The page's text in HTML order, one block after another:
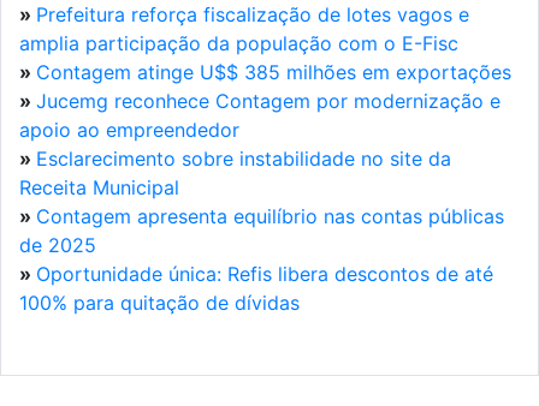
» Prefeitura reforça fiscalização de lotes vagos e
amplia participação da população com o E-Fisc
» Contagem atinge U$$ 385 milhões em exportações
» Jucemg reconhece Contagem por modernização e
apoio ao empreendedor
» Esclarecimento sobre instabilidade no site da
Receita Municipal
» Contagem apresenta equilíbrio nas contas públicas
de 2025
» Oportunidade única: Refis libera descontos de até
100% para quitação de dívidas